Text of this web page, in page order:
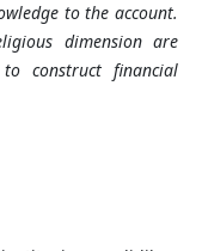
to the account.
dimension are
construct financial